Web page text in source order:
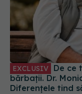
EXCLUSIV
bărbații. Dr.
Diferențele tind
02 aug 2026, 07:47